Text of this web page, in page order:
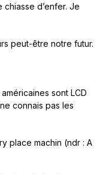
chiasse d’enfer. Je
peut-être notre futur.
sont LCD
connais pas les
place machin (ndr : A